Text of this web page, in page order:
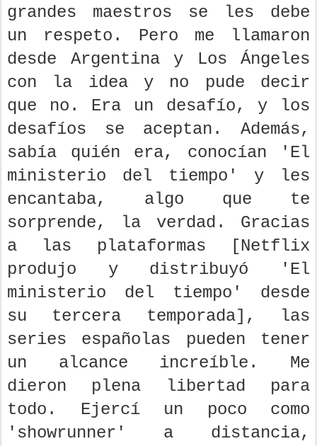
grandes maestros se les debe
un respeto. Pero me llamaron
desde Argentina y Los Ángeles
con la idea y no pude decir
que no. Era un desafío, y los
desafíos se aceptan. Además,
sabía quién era, conocían 'El
ministerio del tiempo' y les
encantaba, algo que te
sorprende, la verdad. Gracias
a las plataformas [Netflix
produjo y distribuyó 'El
ministerio del tiempo' desde
su tercera temporada], las
series españolas pueden tener
un alcance increíble. Me
dieron plena libertad para
todo. Ejercí un poco como
'showrunner' a distancia,